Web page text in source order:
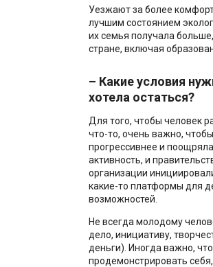
Уезжают за более
лучшим состоянием
их семья получала
стране, включая
– Какие условия
хотела остаться?
Для того, чтобы человек
что-то, очень важно,
прогрессивнее и
активность, и
организации
какие-то платформы для
возможностей.
Не всегда молодому
дело, инициативу,
деньги). Иногда важно,
продемонстрировать